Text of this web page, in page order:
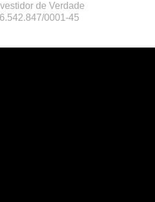
de Verdade
0001-45